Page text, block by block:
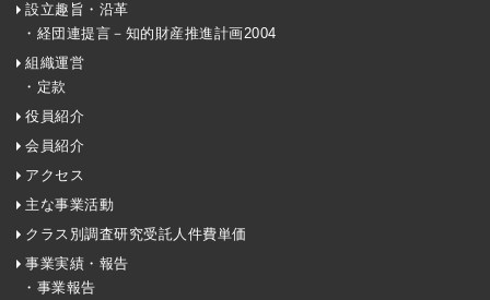
設立趣旨・沿革
・経団連提言－知的財産推進計画2004
組織運営
・定款
役員紹介
会員紹介
アクセス
主な事業活動
クラス別調査研究受託人件費単価
事業実績・報告
・事業報告